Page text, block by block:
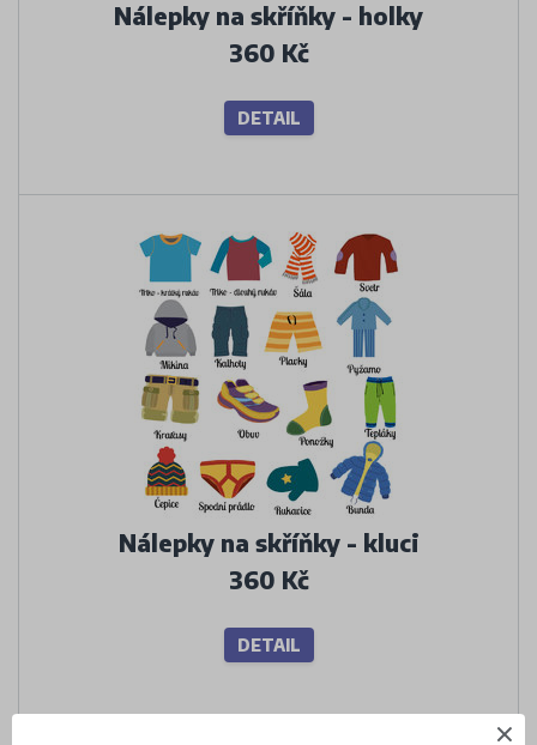
Nálepky na skříňky - holky
360 Kč
DETAIL
Nálepky na skříňky - kluci
360 Kč
DETAIL